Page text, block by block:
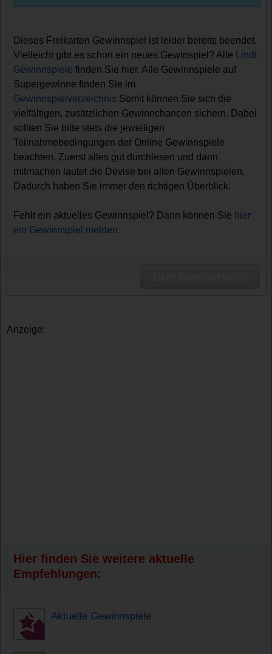
Dieses Freikarten Gewinnspiel ist leider bereits beendet.
Vielleicht gibt es schon ein neues Gewinspiel? Alle
Lindt
Gewinnspiele finden Sie hier. Alle Gewinnspiele auf
Supergewinne finden Sie im
Gewinnspielverzeichnis.Somit können Sie sich die
vielfältigen, zusätzlichen Gewinnchancen sichern. Dabei
sollten Sie bitte stets die jeweiligen
Teilnahmebedingungen der Online Gewinnspiele
beachten. Zuerst alles gut durchlesen und dann
mitmachen lautet die Devise bei allen Gewinnspielen.
Dadurch haben Sie immer den richtigen Überblick.
Fehlt ein aktuelles Gewinnspiel? Dann können Sie hier
ein Gewinnspiel melden.
Anzeige:
Hier finden Sie weitere aktuelle
Empfehlungen:
Aktuelle Gewinnspiele